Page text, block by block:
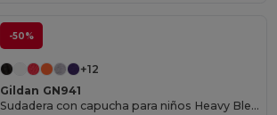
-50%
+12
Gildan GN941
Sudadera con capucha para niños Heavy Blend